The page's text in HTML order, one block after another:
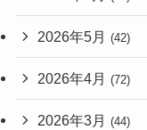
2026年5月 (42)
2026年4月 (72)
2026年3月 (44)